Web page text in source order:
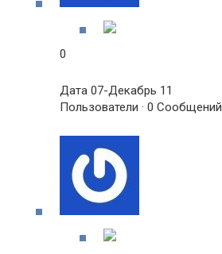
0
Дата 07-Декабрь 11
Пользователи · 0 Сообщений